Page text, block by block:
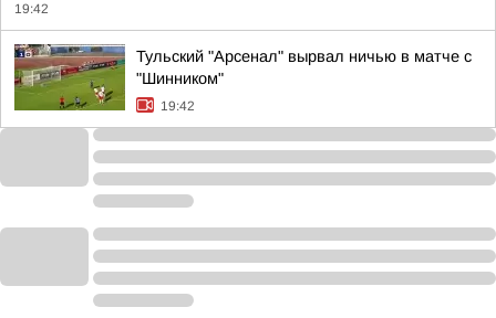
19:42
Тульский "Арсенал" вырвал ничью в матче с
"Шинником"
19:42